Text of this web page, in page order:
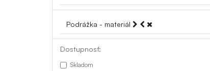
Podrážka - materiál
Dostupnosť:
Skladom